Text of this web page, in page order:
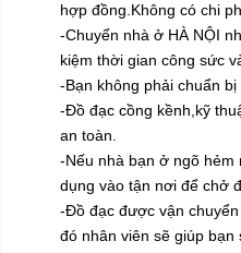
hợp đồng.Không có chi
-Chuyển nhà ở HÀ NỘI
kiệm thời gian công sức
-Bạn không phải chuẩn bị
-Đồ đạc cồng kềnh,kỹ
an toàn.
-Nếu nhà bạn ở ngõ hẻm
dụng vào tận nơi để chở
-Đồ đạc được vận
đó nhân viên sẽ giúp